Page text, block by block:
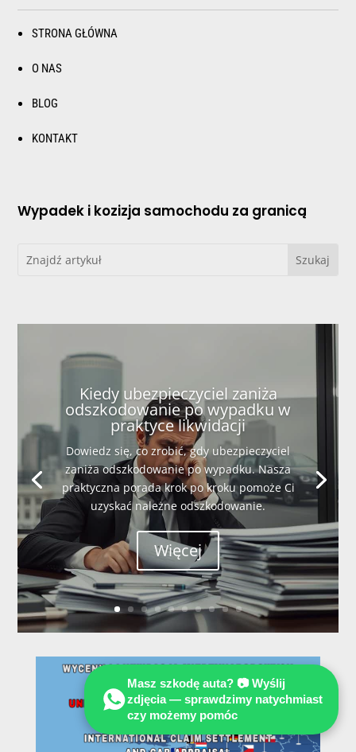
STRONA GŁÓWNA
O NAS
BLOG
KONTAKT
Wypadek i kozizja samochodu za granicą
Kiedy ubezpieczyciel zaniża
odszkodowanie po wypadku w
praktyce likwidacji
Dowiedz się, co zrobić, gdy ubezpieczyciel
zaniża odszkodowanie po wypadku. Nasza
praktyczna porada krok po kroku pomoże Ci
uzyskać należne odszkodowanie.
Więcej
Masz szkodę auta? 📷 Wyślij
zdjęcia — sprawdzimy natychmiast
czy możemy pomóc